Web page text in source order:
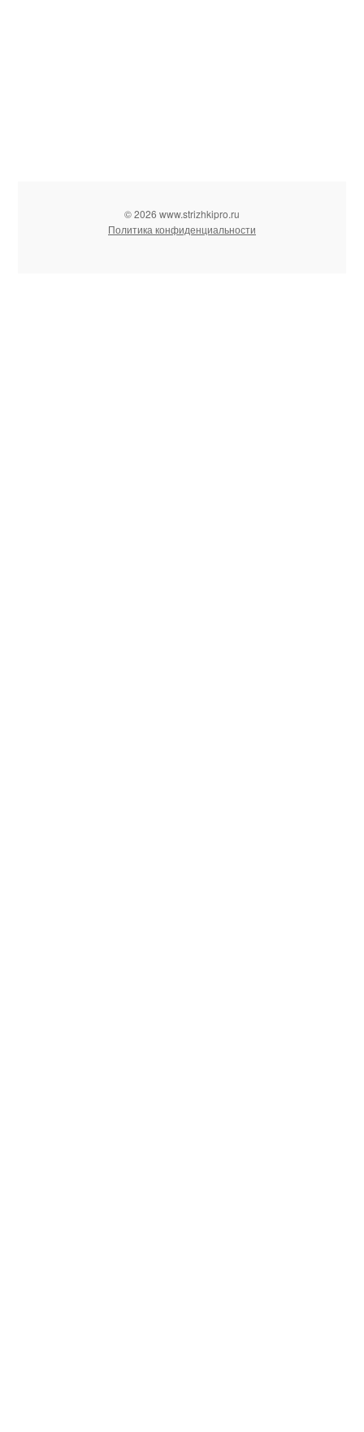
© 2026 www.strizhkipro.ru
Политика конфиденциальности